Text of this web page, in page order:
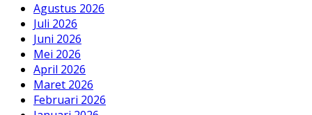
Agustus 2026
Juli 2026
Juni 2026
Mei 2026
April 2026
Maret 2026
Februari 2026